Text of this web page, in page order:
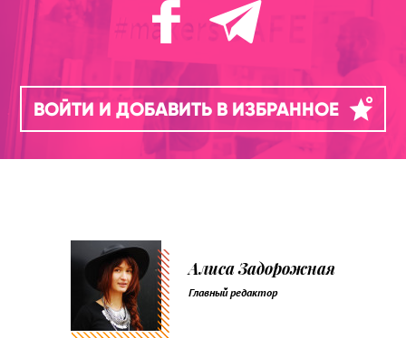
ВОЙТИ И ДОБАВИТЬ В ИЗБРАННОЕ
Алиса Задорожная
Главный редактор